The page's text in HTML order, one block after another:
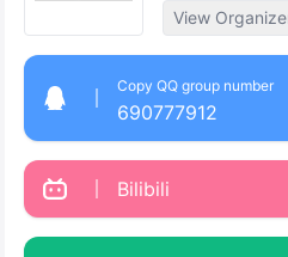
View
Copy QQ group number
690777912
Bilibili